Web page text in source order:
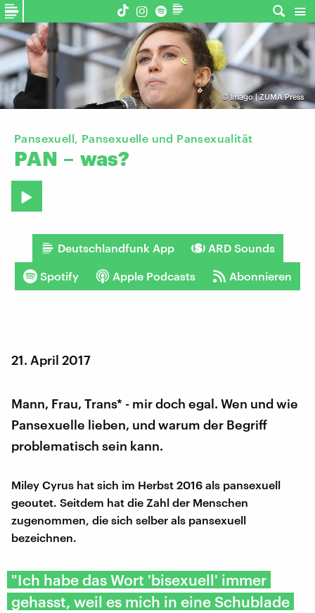
©Imago | ZUMA Press
Pansexuell, Pansexuelle und Pansexualität
PAN – was?
Deutschlandfunk App ARD Sounds
Spotify Apple Podcasts Abonnieren
21. April 2017
Mann, Frau, Trans* - mir doch egal. Wen und wie
Pansexuelle lieben, und warum der Begriff
problematisch sein kann.
Miley Cyrus hat sich im Herbst 2016 als pansexuell
geoutet. Seitdem hat die Zahl der Menschen
zugenommen, die sich selber als pansexuell
bezeichnen.
"Ich habe das Wort 'bisexuell' immer
gehasst, weil es mich in eine Schublade